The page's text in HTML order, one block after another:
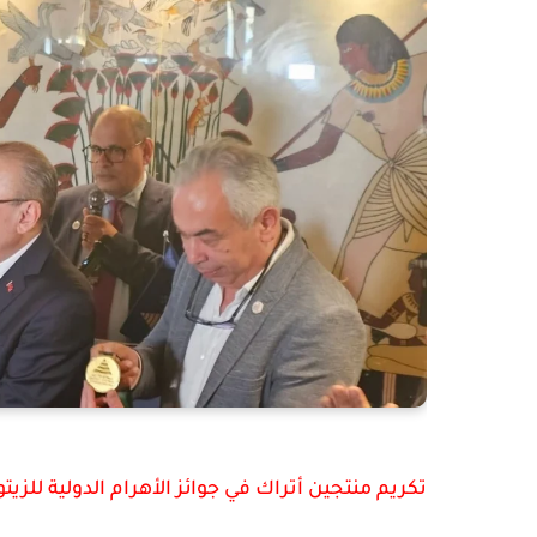
تكريم منتجين أتراك في جوائز الأهرام الدولية